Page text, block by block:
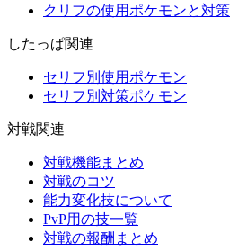
クリフの使用ポケモンと対策
したっぱ関連
セリフ別使用ポケモン
セリフ別対策ポケモン
対戦関連
対戦機能まとめ
対戦のコツ
能力変化技について
PvP用の技一覧
対戦の報酬まとめ